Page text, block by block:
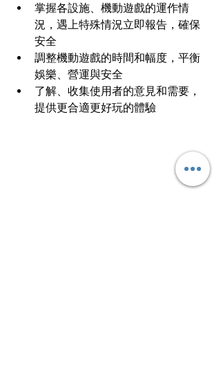
掌握各設施、機動遊戲的運作情
況，遇上特殊情況立即報告，確保
安全
調整機動遊戲的時間和幅度，平衡
娛樂、營運與安全
了解、收集使用者的意見和需要，
提供更合適更好玩的體驗